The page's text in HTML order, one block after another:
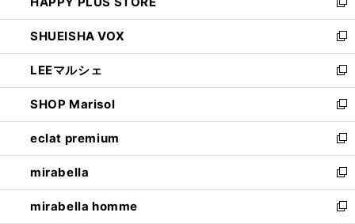
ド
ウ
で
開
く
ィ
ン
ド
ウ
で
開
く
い
ウ
ィ
ン
ド
ウ
で
開
く
新
し
い
ウ
ィ
ン
ド
ウ
で
開
く
SHUEISHA VOX
新
し
い
ウ
ィ
ン
ド
ウ
で
開
く
LEEマルシェ
新
し
い
ウ
ィ
ン
ド
ウ
で
SHOP Marisol
新
し
い
ウ
ィ
ン
ド
eclat premium
新
し
い
ウ
ィ
mirabella
新
し
い
mirabella homme
新